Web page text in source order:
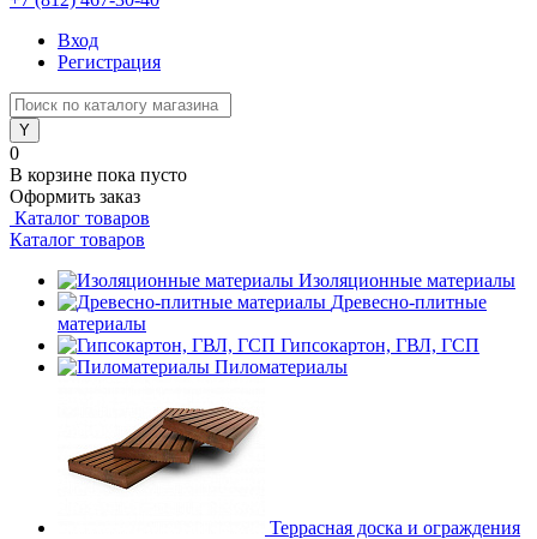
Вход
Регистрация
0
В корзине пока пусто
Оформить заказ
Каталог товаров
Каталог товаров
Изоляционные материалы
Древесно-плитные
материалы
Гипсокартон, ГВЛ, ГСП
Пиломатериалы
Террасная доска и ограждения